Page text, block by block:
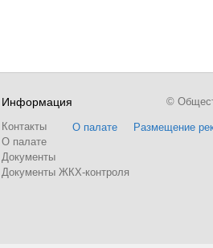
Информация
Контакты
О палате
Документы
Документы ЖКХ-контроля
О палате Размещение
©